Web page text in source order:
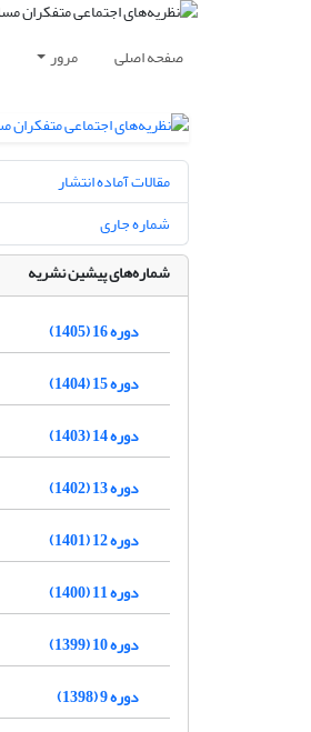
صفحه اصلی مرور
مقالات آماده انتشار
شماره جاری
شماره‌های پیشین نشریه
دوره 16 (1405)
دوره 15 (1404)
دوره 14 (1403)
دوره 13 (1402)
دوره 12 (1401)
دوره 11 (1400)
دوره 10 (1399)
دوره 9 (1398)